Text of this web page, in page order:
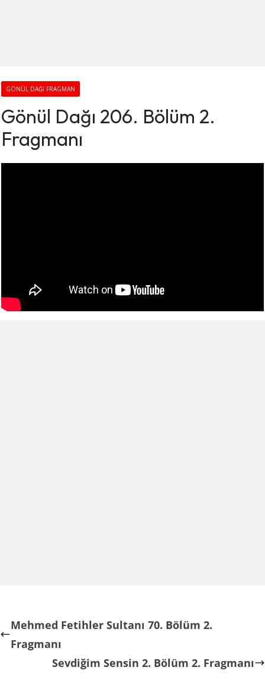
GÖNÜL DAĞI FRAGMAN
Gönül Dağı 206. Bölüm 2.
Fragmanı
Mehmed Fetihler Sultanı 70. Bölüm 2.
Fragmanı
Sevdiğim Sensin 2. Bölüm 2. Fragmanı